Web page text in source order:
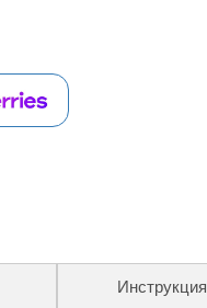
Инструкция